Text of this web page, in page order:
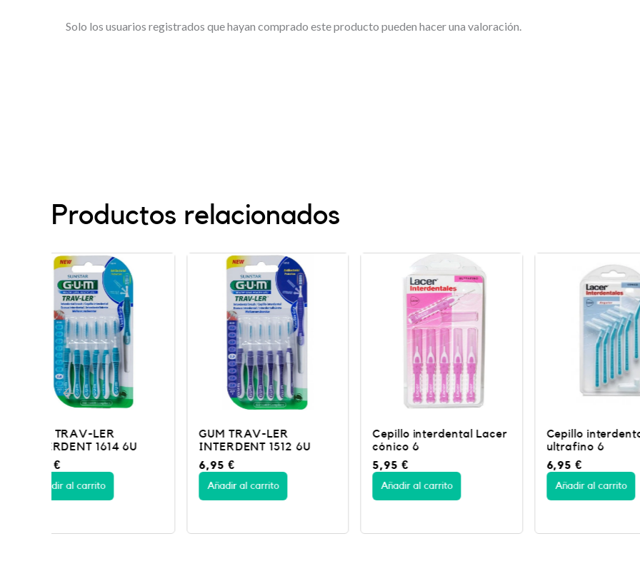
Solo los usuarios registrados que hayan comprado este producto pueden hacer una valoración.
Productos relacionados
GUM TRAV-LER
INTERDENT 1512 6U
Añadir al carrito
Cepillo interdental Lacer
cónico 6
Añadir al carrito
Cepillo interdental Lacer
ultrafino 6
Añadir al carrito
Cepillo
ultrafino
Añadir al